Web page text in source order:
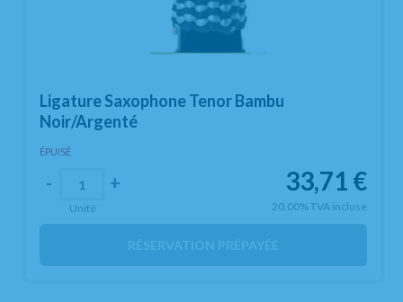
Ligature Saxophone Tenor Bambu
Noir/Argenté
ÉPUISÉ
33,71 €
20.00%TVA incluse
- +
Unité
RÉSERVATION PRÉPAYÉE